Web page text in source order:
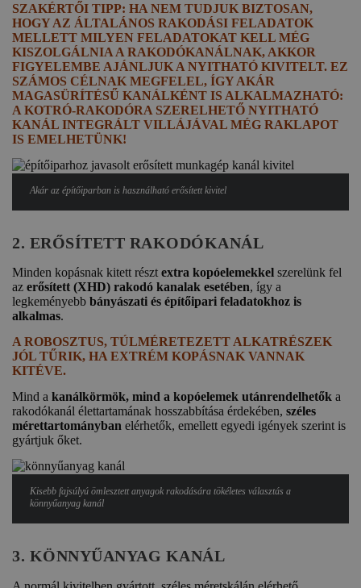
SZAKÉRTŐI TIPP: HA NEM TUDJUK BIZTOSAN,
HOGY AZ ÁLTALÁNOS RAKODÁSI FELADATOK
MELLETT MILYEN FELADATOKAT KELL MÉG
KISZOLGÁLNIA A RAKODÓKANÁLNAK, AKKOR
FIGYELEMBE AJÁNLJUK A NYITHATÓ KIVITELT. EZ
SZÁMOS CÉLNAK MEGFELEL, ÍGY AKÁR
MAGASÜRÍTÉSŰ KANÁLKÉNT IS ALKALMAZHATÓ:
A KOTRÓ-RAKODÓRA SZERELHETŐ NYITHATÓ
KANÁL INTEGRÁLT VILLÁJÁVAL MÉG RAKLAPOT
IS EMELHETÜNK!
Akár az építőiparban is használható erősített kivitel
2. ERŐSÍTETT RAKODÓKANÁL
Minden kopásnak kitett részt extra kopóelemekkel szerelünk fel
az erősített (XHD) rakodó kanalak esetében, így a
legkeményebb bányászati és építőipari feladatokhoz is
alkalmas.
A ROBOSZTUS, TÚLMÉRETEZETT ALKATRÉSZEK
JÓL TŰRIK, HA EXTRÉM KOPÁSNAK VANNAK
KITÉVE.
Mind a kanálkörmök, mind a kopóelemek utánrendelhetők a
rakodókanál élettartamának hosszabbítása érdekében, széles
mérettartományban elérhetők, emellett egyedi igények szerint is
gyártjuk őket.
Kisebb fajsúlyú ömlesztett anyagok rakodására tökéletes választás a
könnyűanyag kanál
3. KÖNNYŰANYAG KANÁL